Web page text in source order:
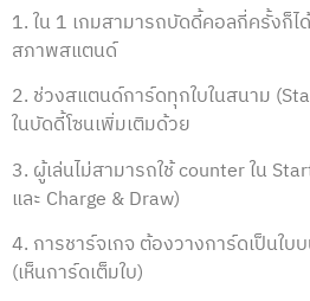
1. ใน 1 เกมสามารถบัดดี้คอลกี่ครั้งก็ไ
สภาพสแตนด์
2. ช่วงสแตนด์การ์ดทุกใบในสนาม
ในบัดดี้โซนเพิ่มเติมด้วย
3. ผู้เล่นไม่สามารถใช้ counter ใน
และ Charge & Draw)
4. การชาร์จเกจ ต้องวางการ์ดเป็นใบ
(เห็นการ์ดเต็มใบ)